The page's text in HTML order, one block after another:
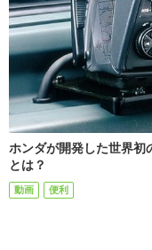
ホンダが開発した世界初
とは？
動画 便利